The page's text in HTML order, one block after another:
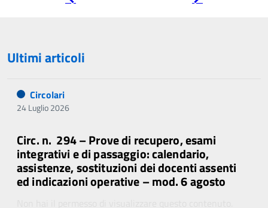
Ultimi articoli
Circolari
24 Luglio 2026
Circ. n. 294 – Prove di recupero, esami
integrativi e di passaggio: calendario,
assistenze, sostituzioni dei docenti assenti
ed indicazioni operative – mod. 6 agosto